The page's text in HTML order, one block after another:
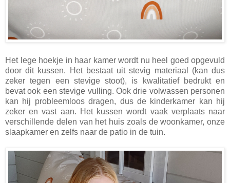
Het lege hoekje in haar kamer wordt nu heel goed opgevuld
door dit kussen. Het bestaat uit stevig materiaal (kan dus
zeker tegen een stevige stoot), is kwalitatief bedrukt en
bevat ook een stevige vulling. Ook drie volwassen personen
kan hij probleemloos dragen, dus de kinderkamer kan hij
zeker en vast aan. Het kussen wordt vaak verplaats naar
verschillende delen van het huis zoals de woonkamer, onze
slaapkamer en zelfs naar de patio in de tuin.